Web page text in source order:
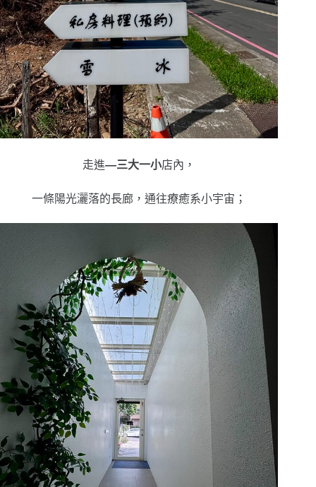
走進—三大一小店內，
一條陽光灑落的長廊，通往療癒系小宇宙；